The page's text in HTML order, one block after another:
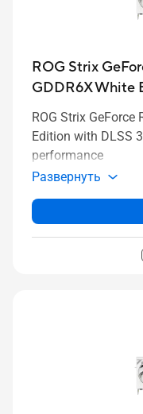
ROG Strix
GDDR6X White
ROG Strix GeForce
Edition with DLSS
performance
Развернуть